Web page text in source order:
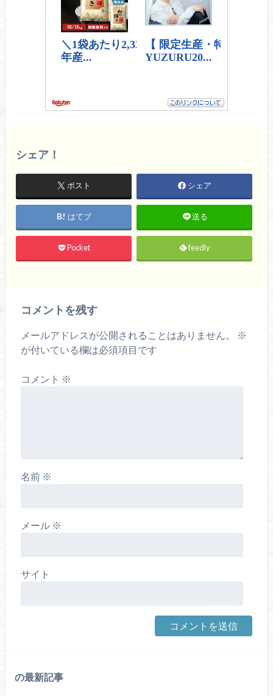
シェア！
ポスト シェア
はてブ 送る
Pocket feedly
コメントを残す
メールアドレスが公開されることはありません。
※
が付いている欄は必須項目です
コメント ※
名前 ※
メール ※
サイト
の最新記事